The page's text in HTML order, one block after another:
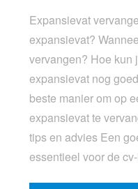
Expansievat
expansievat?
vervangen? Hoe kun
expansievat nog
beste manier om op
expansievat te
tips en advies Een
essentieel voor de